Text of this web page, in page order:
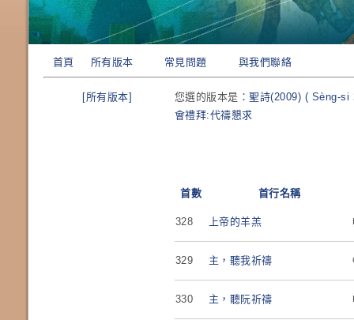
首頁 所有版本 常見問題 與我們聯絡
[所有版本] 您選的版本是： 聖詩(2009) ( Sèng-si
會禮拜:代禱懇求
首數 首行名稱
328 上帝的羊羔
329 主，聽我祈禱
330 主，聽阮祈禱